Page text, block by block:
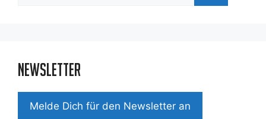
Newsletter
Mel­de Dich für den News­let­ter an